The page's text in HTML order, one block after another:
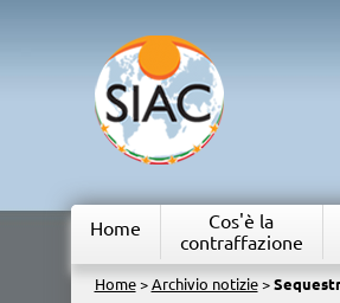
Home
Cos'è la
contraffazione
Home> Archivio notizie>